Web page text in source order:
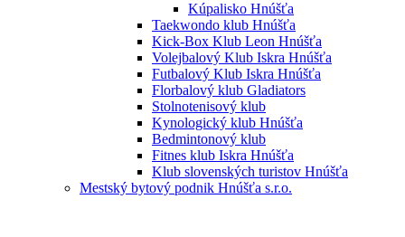
Kúpalisko Hnúšťa
Taekwondo klub Hnúšťa
Kick-Box Klub Leon Hnúšťa
Volejbalový Klub Iskra Hnúšťa
Futbalový Klub Iskra Hnúšťa
Florbalový klub Gladiators
Stolnotenisový klub
Kynologický klub Hnúšťa
Bedmintonový klub
Fitnes klub Iskra Hnúšťa
Klub slovenských turistov Hnúšťa
Mestský bytový podnik Hnúšťa s.r.o.